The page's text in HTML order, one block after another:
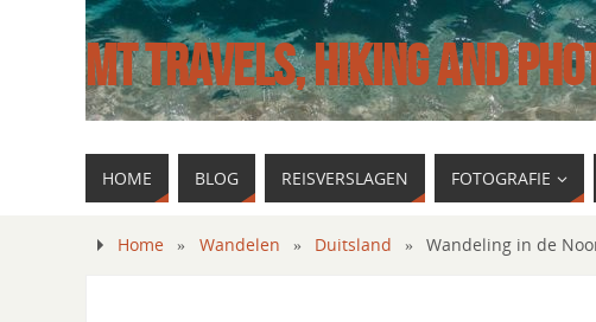
MT TRAVELS, HIKING AND
HOME BLOG REISVERSLAGEN FOTOGRAFIE
Home » Wandelen » Duitsland » Wandeling in de